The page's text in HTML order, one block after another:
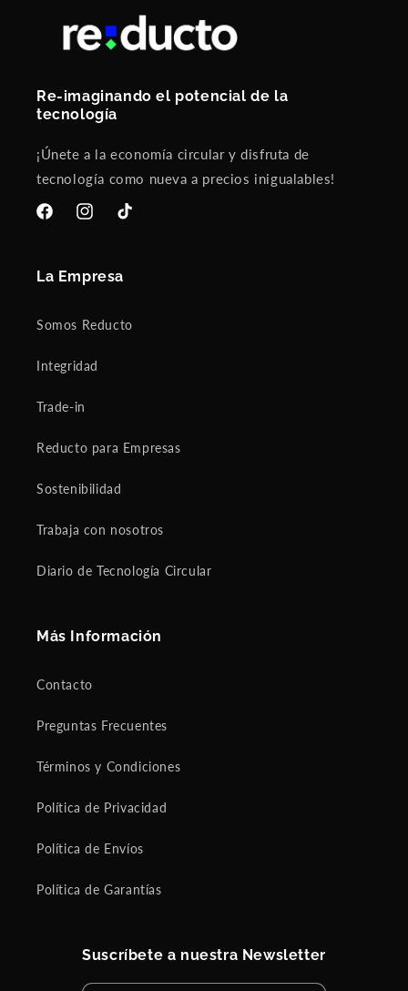
Re-imaginando el potencial de la
tecnología
¡Únete a la economía circular y disfruta de
tecnología como nueva a precios inigualables!
FacebookInstagramTikTok
La Empresa
Somos Reducto
Integridad
Trade-in
Reducto para Empresas
Sostenibilidad
Trabaja con nosotros
Diario de Tecnología Circular
Más Información
Contacto
Preguntas Frecuentes
Términos y Condiciones
Política de Privacidad
Política de Envíos
Política de Garantías
Suscríbete a nuestra Newsletter